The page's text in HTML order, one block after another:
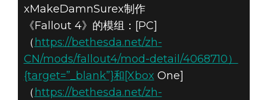
xMakeDamnSurex制作
《Fallout 4》的模组：[PC]
（ https://bethesda.net/zh-
CN/mods/fallout4/mod-detail/4068710）
{target=”_blank”}和[Xbox One]
（ https://bethesda.net/zh-